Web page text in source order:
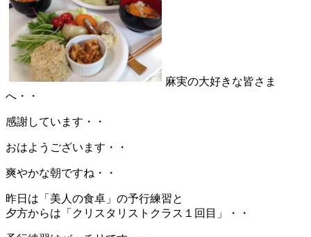
麻実の大好きな皆さま
へ・・
感謝しています・・
おはようございます・・
爽やかな朝ですね・・
昨日は「美人の食卓」の予行練習と
夕方からは「クリスタリストクラス１回目」・・